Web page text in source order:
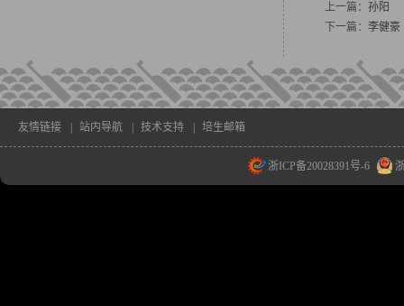
上一篇： 孙阳
下一篇： 李健豪
友情链接 站内导航 技术支持 培生邮箱
浙ICP备20028391号-6